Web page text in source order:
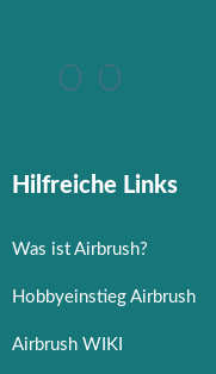
Hilfreiche Links
Was ist Airbrush?
Hobbyeinstieg Airbrush
Airbrush WIKI